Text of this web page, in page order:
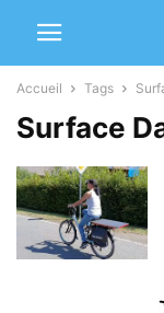
Accueil Tags
Surface